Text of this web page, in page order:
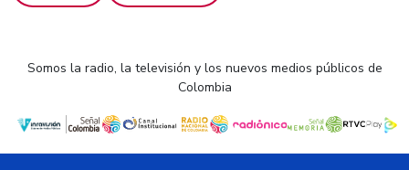
Somos la radio, la televisión y los nuevos medios públicos de
Colombia